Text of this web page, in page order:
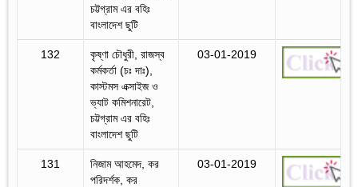
চট্টগ্রাম এর বহিঃ
বাংলাদেশ ছুটি
132
কৃষ্ণা চৌধুরী, রাজস্ব
কর্মকর্তা (চঃ দাঃ),
কাস্টমস এক্সাইজ ও
ভ্যাট কমিশনারেট,
চট্টগ্রাম এর বহিঃ
বাংলাদেশ ছুটি
03-01-2019
131
নিজাম আহমেদ, কর
পরিদর্শক, কর
03-01-2019